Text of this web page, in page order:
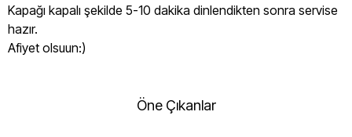
Kapağı kapalı şekilde 5-10 dakika dinlendikten sonra servise
hazır.
Afiyet olsuun:)
Öne Çıkanlar